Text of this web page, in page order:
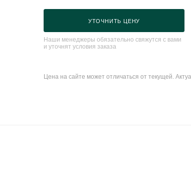
УТОЧНИТЬ ЦЕНУ
Наши менеджеры обязательно свяжутся с вами
и уточнят условия заказа
Цена на сайте может отличаться от текущей.